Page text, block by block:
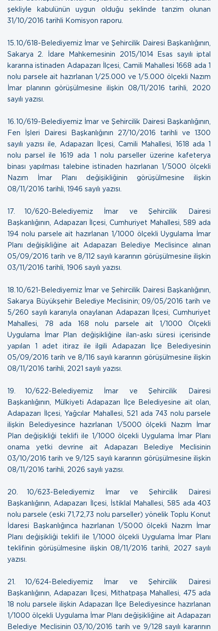
şekliyle kabulünün uygun olduğu şeklinde tanzim olunan
31/10/2016 tarihli Komisyon raporu.
15. 10/618-Belediyemiz İmar ve Şehircilik Dairesi Başkanlığının,
Sakarya 2. İdare Mahkemesinin 2015/1014 Esas sayılı iptal
kararına istinaden Adapazarı İlçesi, Camili Mahallesi 1668 ada 1
nolu parsele ait hazırlanan 1/25.000 ve 1/5.000 ölçekli Nazım
İmar planının görüşülmesine ilişkin 08/11/2016 tarihli, 2020
sayılı yazısı
16. 10/619-Belediyemiz İmar ve Şehircilik Dairesi Başkanlığının,
Fen İşleri Dairesi Başkanlığının 27/10/2016 tarihli ve 1300
sayılı yazısı ile, Adapazarı İlçesi, Camili Mahallesi, 1618 ada 1
nolu parsel ile 1619 ada 1 nolu parseller üzerine kafeterya
binası yapılması talebine istinaden hazırlanan 1/5000 ölçekli
Nazım İmar Planı değişikliğinin görüşülmesine ilişkin
08/11/2016 tarihli, 1946 sayılı yazısı
17. 10/620-Belediyemiz İmar ve Şehircilik Dairesi
Başkanlığının, Adapazarı İlçesi, Cumhuriyet Mahallesi, 589 ada
194 nolu parsele ait hazırlanan 1/1000 ölçekli Uygulama İmar
Planı değişikliğine ait Adapazarı Belediye Meclisince alınan
05/09/2016 tarih ve 8/112 sayılı kararının görüşülmesine ilişkin
03/11/2016 tarihli, 1906 sayılı yazısı.
18. 10/621-Belediyemiz İmar ve Şehircilik Dairesi Başkanlığının,
Sakarya Büyükşehir Belediye Meclisinin; 09/05/2016 tarih ve
5/260 sayılı kararıyla onaylanan Adapazarı İlçesi, Cumhuriyet
Mahallesi, 78 ada 168 nolu parsele ait 1/1000 Ölçekli
Uygulama İmar Plan değişikliğine ilan-askı süresi içerisinde
yapılan 1 adet itiraz ile ilgili Adapazarı İlçe Belediyesinin
05/09/2016 tarih ve 8/116 sayılı kararının görüşülmesine ilişkin
08/11/2016 tarihli, 2021 sayılı yazısı
19. 10/622-Belediyemiz İmar ve Şehircilik Dairesi
Başkanlığının, Mülkiyeti Adapazarı İlçe Belediyesine ait olan,
Adapazarı İlçesi, Yağcılar Mahallesi, 521 ada 743 nolu parsele
ilişkin Belediyesince hazırlanan 1/5000 ölçekli Nazım İmar
Plan değişikliği teklifi ile 1/1000 ölçekli Uygulama İmar Planı
onama yetki devrine ait Adapazarı Belediye Meclisinin
03/10/2016 tarih ve 9/125 sayılı kararının görüşülmesine ilişkin
08/11/2016 tarihli, 2026 sayılı yazısı
20. 10/623-Belediyemiz İmar ve Şehircilik Dairesi
Başkanlığının, Adapazarı İlçesi, İstiklal Mahallesi, 585 ada 403
nolu parsele (eski 71,72,73 nolu parseller) yönelik Toplu Konut
İdaresi Başkanlığınca hazırlanan 1/5000 ölçekli Nazım İmar
Planı değişikliği teklifi ile 1/1000 ölçekli Uygulama İmar Planı
teklifinin görüşülmesine ilişkin 08/11/2016 tarihli, 2027 sayılı
yazısı
21. 10/624-Belediyemiz İmar ve Şehircilik Dairesi
Başkanlığının, Adapazarı İlçesi, Mithatpaşa Mahallesi, 475 ada
18 nolu parsele ilişkin Adapazarı İlçe Belediyesince hazırlanan
1/1000 ölçekli Uygulama İmar Planı değişikliğine ait Adapazarı
Belediye Meclisinin 03/10/2016 tarih ve 9/128 sayılı kararının